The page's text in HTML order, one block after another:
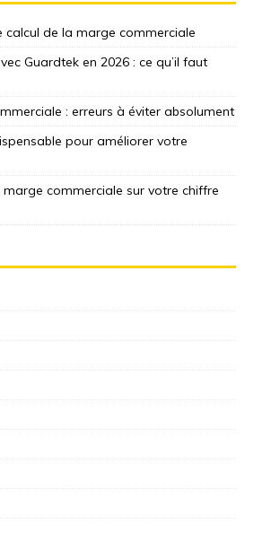
calcul de la marge commerciale
Guardtek en 2026 : ce qu’il faut
: erreurs à éviter absolument
pour améliorer votre
commerciale sur votre chiffre